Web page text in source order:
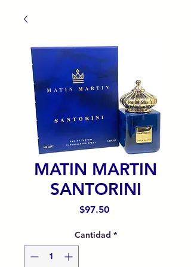
MATIN MARTIN
SANTORINI
$97.50Precio
Cantidad *